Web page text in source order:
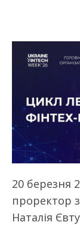
20 березня
проректор
Наталія